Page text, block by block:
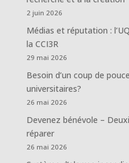
2 juin 2026
Médias et réputation :
la CCI3R
29 mai 2026
Besoin d’un coup de
universitaires?
26 mai 2026
Devenez bénévole –
réparer
26 mai 2026